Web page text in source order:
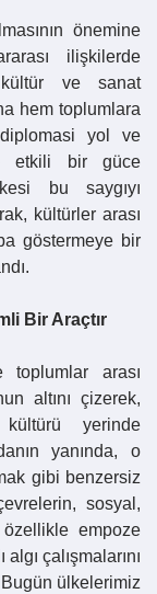
önemine
ilişkilerde
ve sanat
hem toplumlara
diplomasi yol ve
etkili bir güce
bu saygıyı
kültürler arası
göstermeye bir
Bir Araçtır
arası
altını çizerek,
yerinde
yanında, o
gibi benzersiz
sosyal,
özellikle empoze
algı çalışmalarını
ülkelerimiz